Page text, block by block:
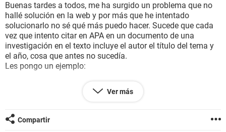
Buenas tardes a todos, me ha surgido un problema que no
hallé solución en la web y por más que he intentado
solucionarlo no sé qué más puedo hacer. Sucede que cada
vez que intento citar en APA en un documento de una
investigación en el texto incluye el autor el título del tema y
el año, cosa que antes no sucedía.
Les pongo un ejemplo:
Lo que debería salir es: (Fernández, 2010)
Pero lo que me sale es: (Fernández, El internet en el siglo XXI,
Gracias
Ver más
Compartir